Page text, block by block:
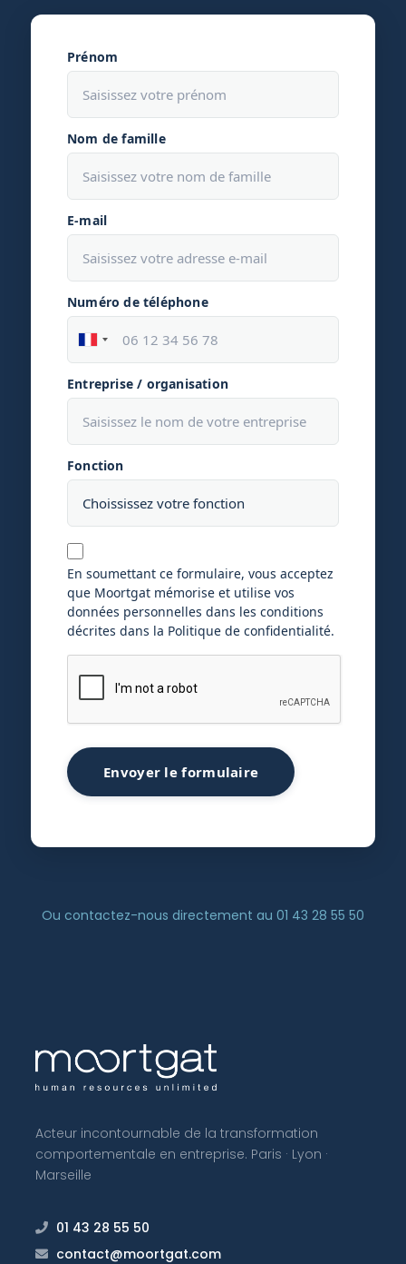
Prénom
Nom de famille
E-mail
Numéro de téléphone
Entreprise / organisation
Fonction
En soumettant ce formulaire, vous acceptez
que Moortgat mémorise et utilise vos
données personnelles dans les conditions
décrites dans la Politique de confidentialité.
Envoyer le formulaire
Ou contactez-nous directement au 01 43 28 55 50
Acteur incontournable de la transformation
comportementale en entreprise. Paris · Lyon ·
Marseille
01 43 28 55 50
contact@moortgat.com